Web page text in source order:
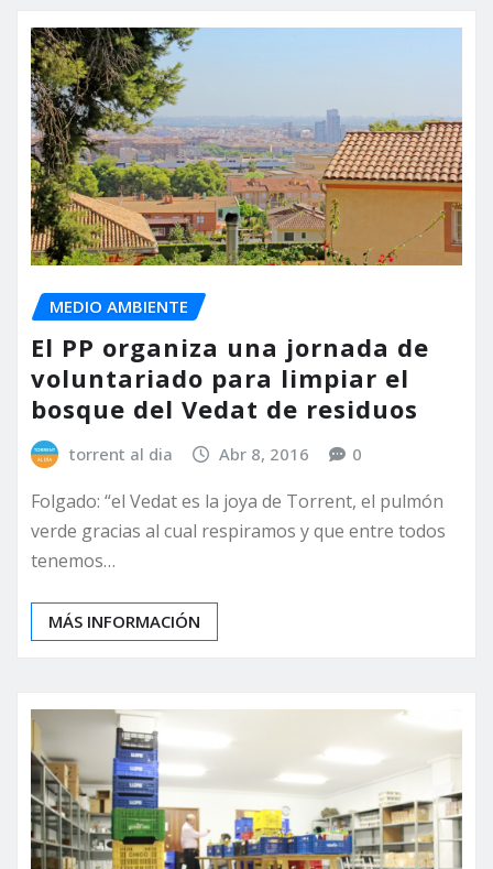
MEDIO AMBIENTE
El PP organiza una jornada de
voluntariado para limpiar el
bosque del Vedat de residuos
torrent al dia Abr 8, 2016 0
Folgado: “el Vedat es la joya de Torrent, el pulmón
verde gracias al cual respiramos y que entre todos
tenemos…
MÁS INFORMACIÓN